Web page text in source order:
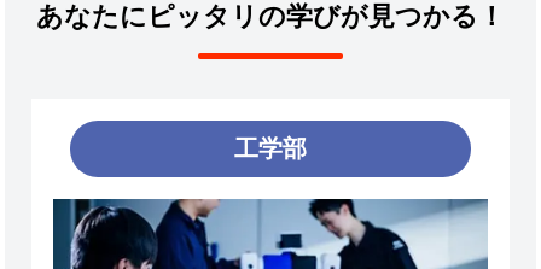
あなたにピッタリの学びが見つかる！
工学部